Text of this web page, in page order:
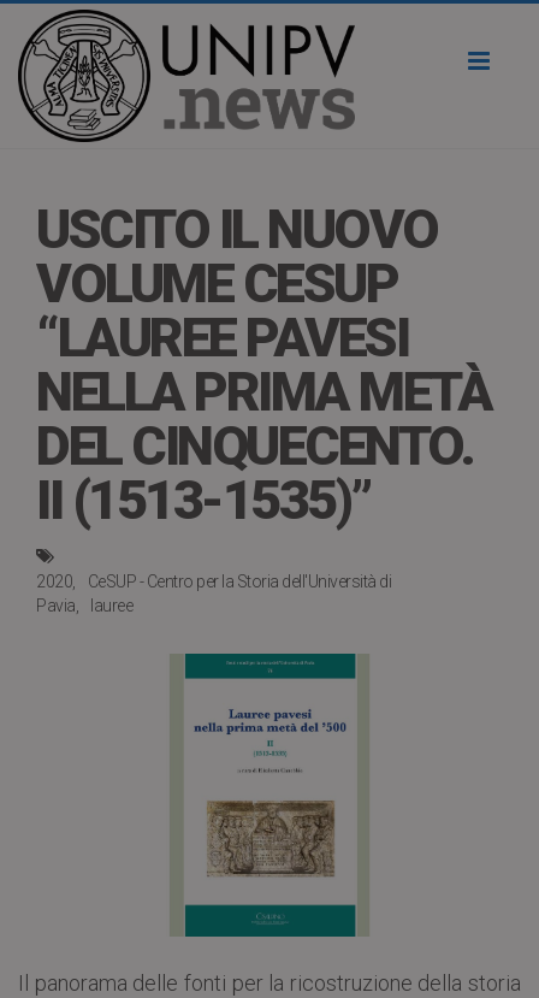
USCITO IL NUOVO
VOLUME CESUP
“LAUREE PAVESI
NELLA PRIMA METÀ
DEL CINQUECENTO.
II (1513-1535)”
2020
CeSUP - Centro per la Storia dell'Università di
Pavia
lauree
Il panorama delle fonti per la ricostruzione della storia